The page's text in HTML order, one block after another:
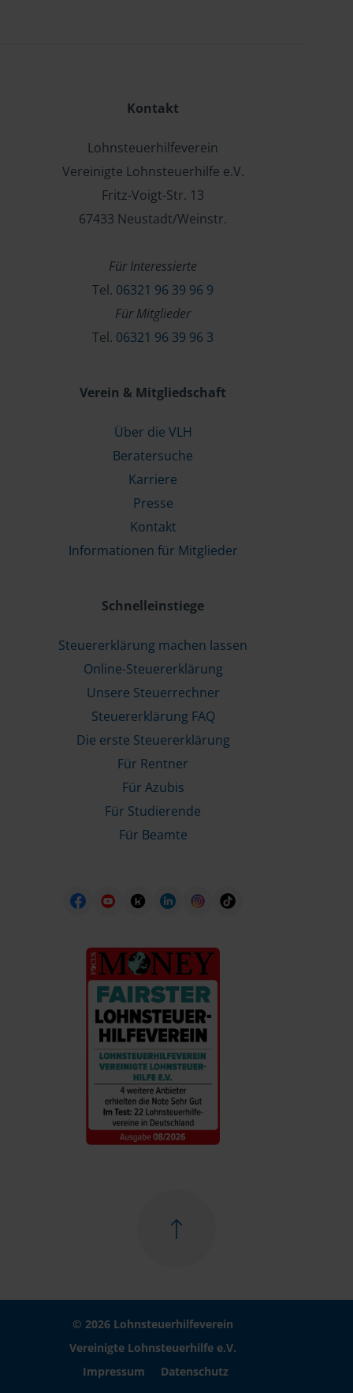
Kontakt
Lohnsteuerhilfeverein
Vereinigte Lohnsteuerhilfe e.V.
Fritz-Voigt-Str. 13
67433 Neustadt/Weinstr.
Für Interessierte
Tel. 06321 96 39 96 9
Für Mitglieder
Tel. 06321 96 39 96 3
Verein & Mitgliedschaft
Über die VLH
Beratersuche
Karriere
Presse
Kontakt
Informationen für Mitglieder
Schnelleinstiege
Steuererklärung machen lassen
Online-Steuererklärung
Unsere Steuerrechner
Steuererklärung FAQ
Die erste Steuererklärung
Für Rentner
Für Azubis
Für Studierende
Für Beamte
© 2026 Lohnsteuerhilfeverein
Vereinigte Lohnsteuerhilfe e.V.
Impressum
Datenschutz